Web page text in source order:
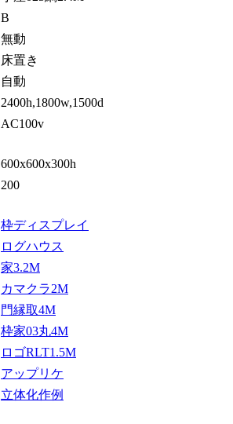
B
無動
床置き
自動
2400h,1800w,1500d
AC100v
600x600x300h
200
枠ディスプレイ
ログハウス
家3.2M
カマクラ2M
門縁取4M
枠家03丸4M
ロゴRLT1.5M
アップリケ
立体化作例